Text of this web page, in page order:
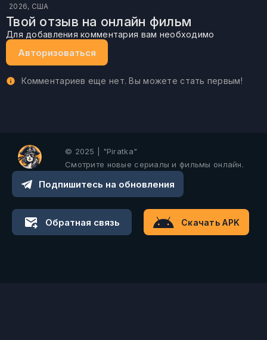
2026, США
Твой отзыв на онлайн фильм
Для добавления комментария вам необходимо
Авторизоваться
Комментариев еще нет. Вы можете стать первым!
© 2025 | "Piratka"
Смотрите новые сериалы и фильмы онлайн.
Подпишитесь на обновления
Обратная связь Скачать APK